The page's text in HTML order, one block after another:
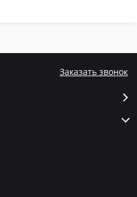
Заказать звонок